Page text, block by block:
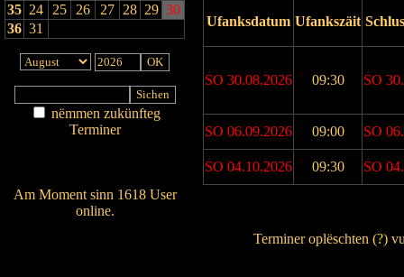
35 24 25 26 27 28 29 30
36 31
nëmmen zukünfteg
Terminer
Am Moment sinn 1618 User
online.
Ufanksdatum Ufankszäit
SO 30.08.2026 09:30 SO
SO 06.09.2026 09:00 SO
SO 04.10.2026 09:30 SO
Terminer oplëschten (?)